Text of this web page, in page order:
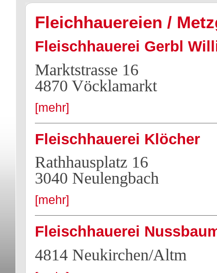
Fleichhauereien /
Fleischhauerei Gerbl
Marktstrasse 16
4870 Vöcklamarkt
[mehr]
Fleischhauerei Klöcher
Rathhausplatz 16
3040 Neulengbach
[mehr]
Fleischhauerei
4814 Neukirchen/Altm